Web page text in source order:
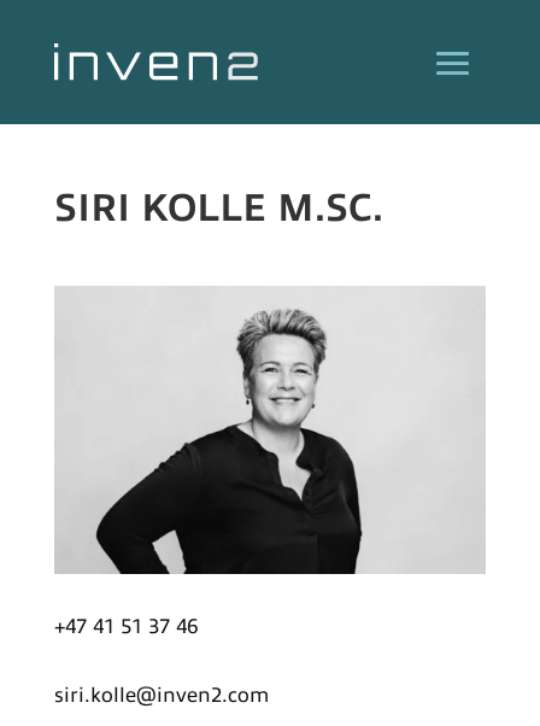
SIRI KOLLE M.SC.
+47 41 51 37 46
siri.kolle@inven2.com